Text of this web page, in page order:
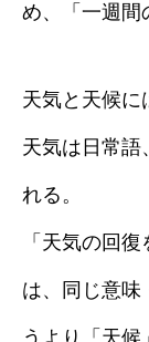
め、「一週間
天気と天候に
天気は日常語
れる。
「天気の回
は、同じ意味
うより「天候